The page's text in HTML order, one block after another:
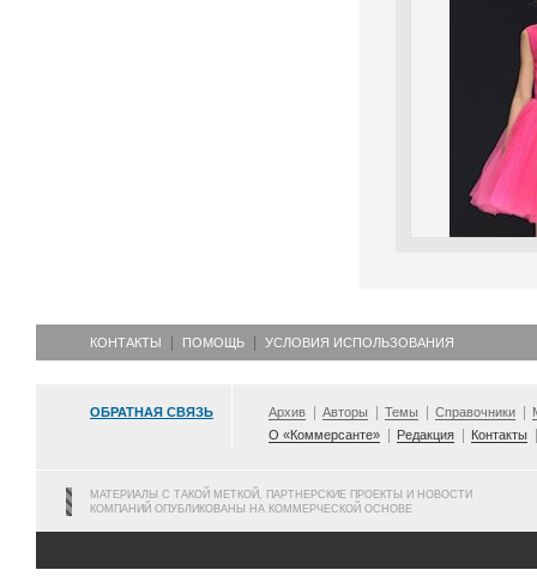
КОНТАКТЫ ПОМОЩЬ УСЛОВИЯ ИСПОЛЬЗОВАНИЯ
ОБРАТНАЯ СВЯЗЬ Архив Авторы Темы Справочники
О «Коммерсанте»
Редакция Контакты
МАТЕРИАЛЫ С ТАКОЙ МЕТКОЙ, ПАРТНЕРСКИЕ ПРОЕКТЫ И НОВОСТИ
КОМПАНИЙ ОПУБЛИКОВАНЫ НА КОММЕРЧЕСКОЙ ОСНОВЕ